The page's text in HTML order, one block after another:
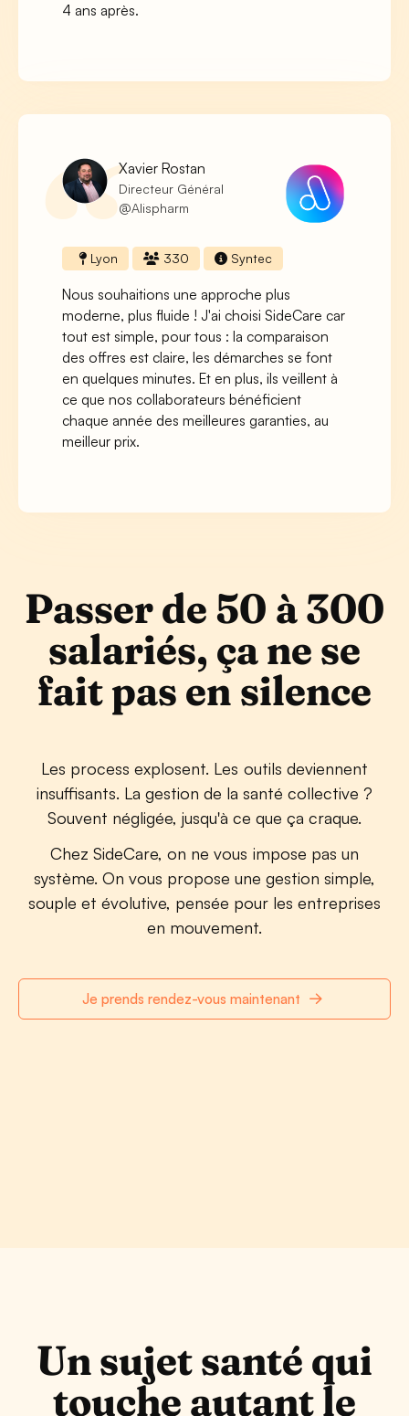
4 ans après.
Xavier Rostan
Directeur Général
@Alispharm
Lyon 330 Syntec
Nous souhaitions une approche plus
moderne, plus fluide ! J'ai choisi SideCare car
tout est simple, pour tous : la comparaison
des offres est claire, les démarches se font
en quelques minutes. Et en plus, ils veillent à
ce que nos collaborateurs bénéficient
chaque année des meilleures garanties, au
meilleur prix.
Passer de 50 à 300
salariés, ça ne se
fait pas en silence
Les process explosent. Les outils deviennent
insuffisants. La gestion de la santé collective ?
Souvent négligée, jusqu'à ce que ça craque.
Chez SideCare, on ne vous impose pas un
système. On vous propose une gestion simple,
souple et évolutive, pensée pour les entreprises
en mouvement.
Je prends rendez-vous maintenant
Un sujet santé qui
touche autant le